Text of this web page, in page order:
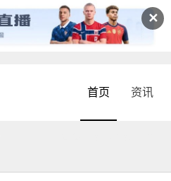
✕
首页 资讯